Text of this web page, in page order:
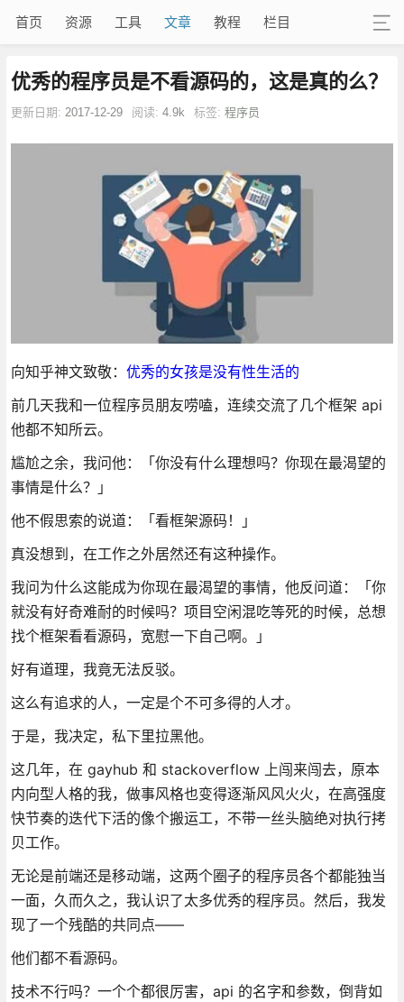
首页 资源 工具 文章 教程 栏目
优秀的程序员是不看源码的，这是真的么？
更新日期: 2017-12-29 阅读: 4.9k 标签: 程序员
向知乎神文致敬： 优秀的女孩是没有性生活的
前几天我和一位程序员朋友唠嗑，连续交流了几个框架 api
他都不知所云。
尴尬之余，我问他：「你没有什么理想吗？你现在最渴望的
事情是什么？」
他不假思索的说道：「看框架源码！」
真没想到，在工作之外居然还有这种操作。
我问为什么这能成为你现在最渴望的事情，他反问道：「你
就没有好奇难耐的时候吗？项目空闲混吃等死的时候，总想
找个框架看看源码，宽慰一下自己啊。」
好有道理，我竟无法反驳。
这么有追求的人，一定是个不可多得的人才。
于是，我决定，私下里拉黑他。
这几年，在 gayhub 和 stackoverflow 上闯来闯去，原本
内向型人格的我，做事风格也变得逐渐风风火火，在高强度
快节奏的迭代下活的像个搬运工，不带一丝头脑绝对执行拷
贝工作。
无论是前端还是移动端，这两个圈子的程序员各个都能独当
一面，久而久之，我认识了太多优秀的程序员。然后，我发
现了一个残酷的共同点——
他们都不看源码。
技术不行吗？一个个都很厉害，api 的名字和参数，倒背如